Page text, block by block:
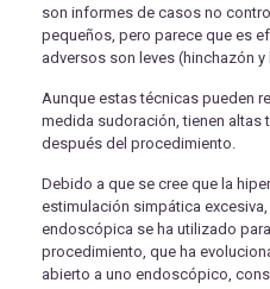
son informes de casos no
pequeños, pero parece que es
adversos son leves (hinchazón y
Aunque estas técnicas pueden
medida sudoración, tienen altas
después del procedimiento.
Debido a que se cree que la
estimulación simpática
endoscópica se ha utilizado
procedimiento, que ha
abierto a uno endoscópico,